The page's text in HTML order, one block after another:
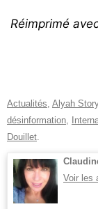
Réimprimé
Actualités, Alyah Story
désinformation,
Douillet.
Voir les